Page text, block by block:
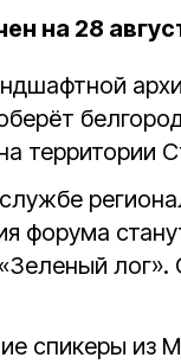
на 28
территории
форума
лог».
спикеры из